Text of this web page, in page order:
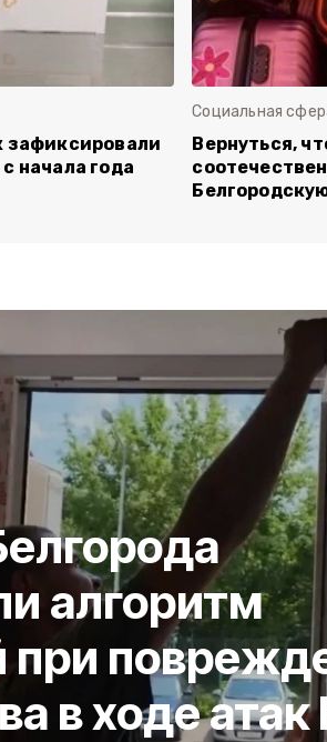
зафиксировали
начала года
Социальная
Вернуться,
алгоритм
при
в ходе